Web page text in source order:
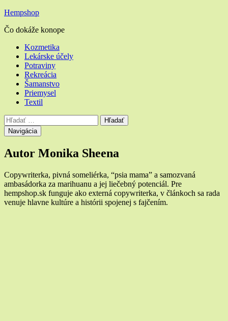
Hempshop
Čo dokáže konope
Hlavné
menu
Kozmetika
Lekárske účely
Potraviny
Rekreácia
Šamanstvo
Priemysel
Textil
Vyhľadávanie
Hľadať:
Navigácia
Autor Monika Sheena
Copywriterka, pivná someliérka, “psia mama” a samozvaná
ambasádorka za marihuanu a jej liečebný potenciál. Pre
hempshop.sk funguje ako externá copywriterka, v článkoch sa rada
venuje hlavne kultúre a histórii spojenej s fajčením.